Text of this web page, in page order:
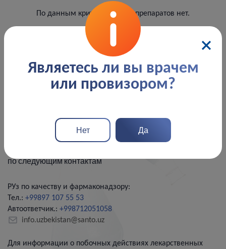
По данным критериям пока препаратов нет.
Фармаконадзор
Информацию о побочных действиях лекарственных
по следующим контактам
РУз по качеству и фармаконадзору:
Тел.: +99897 107 55 53
Автоответчик.: +998712051058
info.uzbekistan@santo.uz
Для информации о побочных действиях лекарственных
Являетесь ли вы врачем
или провизором?
Нет Да